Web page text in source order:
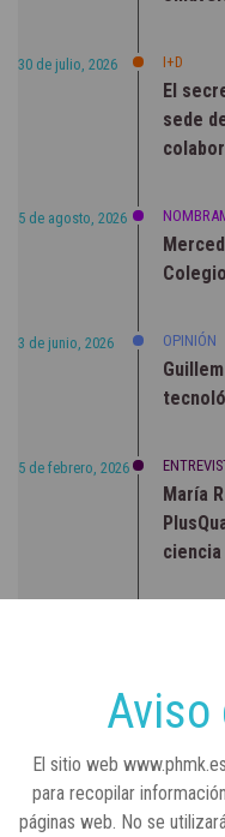
30 de julio, 2026 I+D
El
sede
5 de agosto, 2026
3 de junio, 2026 OPINIÓN
5 de febrero, 2026
María
ciencia
Lilly
Aviso
El sitio web
para recopilar
páginas web. No se